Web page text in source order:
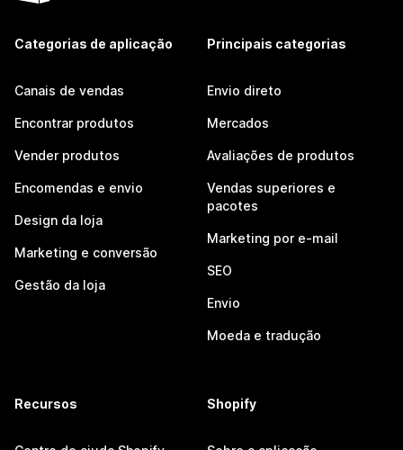
Categorias de aplicação
Canais de vendas
Encontrar produtos
Vender produtos
Encomendas e envio
Design da loja
Marketing e conversão
Gestão da loja
Principais categorias
Envio direto
Mercados
Avaliações de produtos
Vendas superiores e
pacotes
Marketing por e-mail
SEO
Envio
Moeda e tradução
Recursos Shopify